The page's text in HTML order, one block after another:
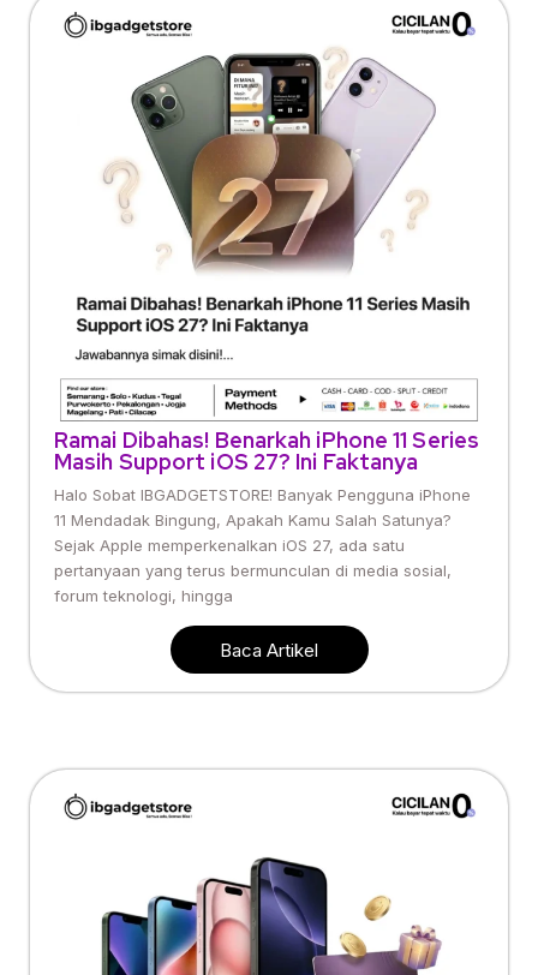
Ramai Dibahas! Benarkah iPhone 11 Series
Masih Support iOS 27? Ini Faktanya
Halo Sobat IBGADGETSTORE! Banyak Pengguna iPhone
11 Mendadak Bingung, Apakah Kamu Salah Satunya?
Sejak Apple memperkenalkan iOS 27, ada satu
pertanyaan yang terus bermunculan di media sosial,
forum teknologi, hingga
Baca Artikel